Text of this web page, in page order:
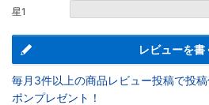
星1
レビューを書
毎月3件以上の商品レビュー投稿で投
ポンプレゼント！